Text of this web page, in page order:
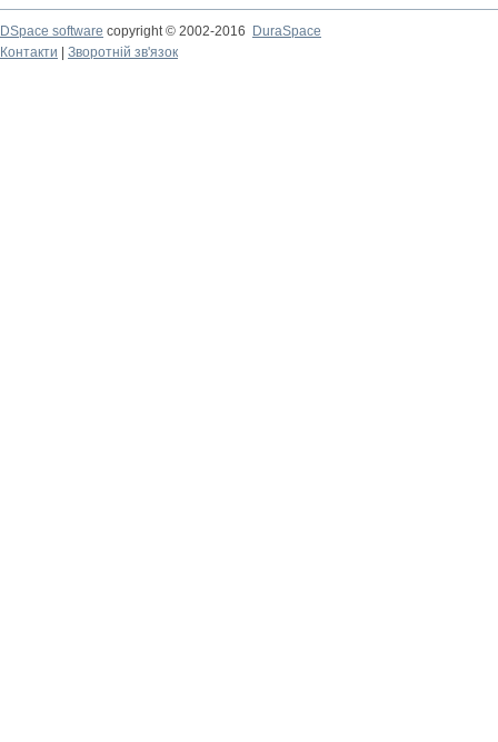
DSpace software copyright © 2002-2016
DuraSpace
Контакти
Зворотній зв'язок